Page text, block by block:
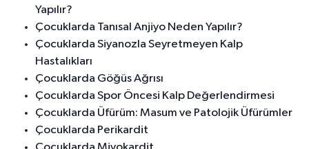
Yapılır?
Çocuklarda Tanısal Anjiyo Neden Yapılır?
Çocuklarda Siyanozla Seyretmeyen Kalp
Hastalıkları
Çocuklarda Göğüs Ağrısı
Çocuklarda Spor Öncesi Kalp Değerlendirmesi
Çocuklarda Üfürüm: Masum ve Patolojik Üfürümler
Çocuklarda Perikardit